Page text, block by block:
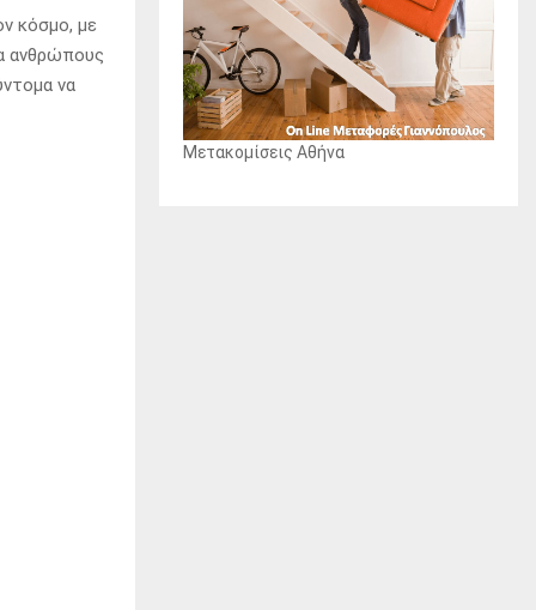
κόσμο, με
ανθρώπους
να
Μετακομίσεις Αθήνα